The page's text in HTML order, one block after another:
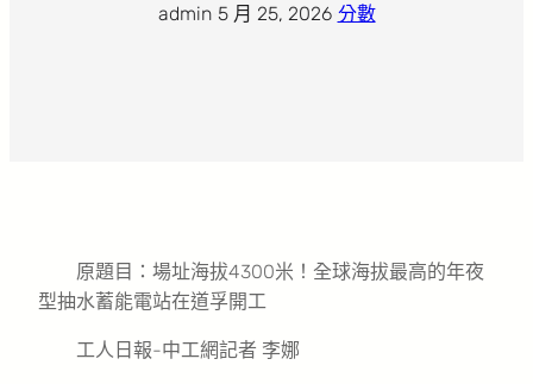
admin· 5 月 25, 2026· 分數
原題目：場址海拔4300米！全球海拔最高的年夜
型抽水蓄能電站在道孚開工
工人日報-中工網記者 李娜